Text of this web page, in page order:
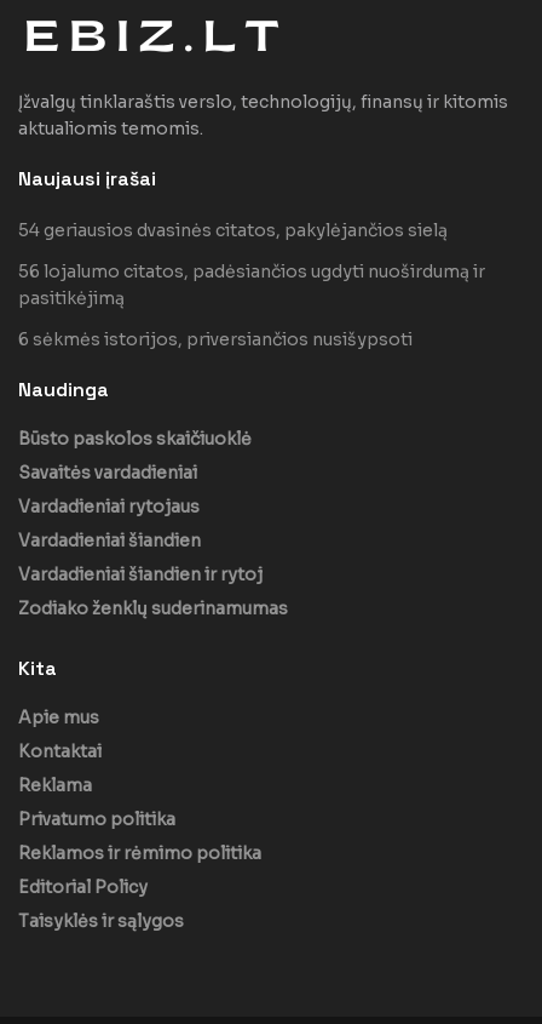
Įžvalgų tinklaraštis verslo, technologijų, finansų ir kitomis
aktualiomis temomis.
Naujausi įrašai
54 geriausios dvasinės citatos, pakylėjančios sielą
56 lojalumo citatos, padėsiančios ugdyti nuoširdumą ir
pasitikėjimą
6 sėkmės istorijos, priversiančios nusišypsoti
Naudinga
Būsto paskolos skaičiuoklė
Savaitės vardadieniai
Vardadieniai rytojaus
Vardadieniai šiandien
Vardadieniai šiandien ir rytoj
Zodiako ženklų suderinamumas
Kita
Apie mus
Kontaktai
Reklama
Privatumo politika
Reklamos ir rėmimo politika
Editorial Policy
Taisyklės ir sąlygos